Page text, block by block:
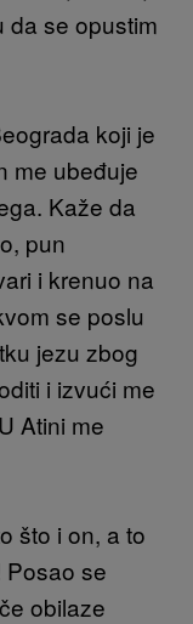
se opustim
koji je
me ubeđuje
Kaže da
pun
i krenuo na
se poslu
jezu zbog
i izvući me
Atini me
što i on, a to
Posao se
obilaze